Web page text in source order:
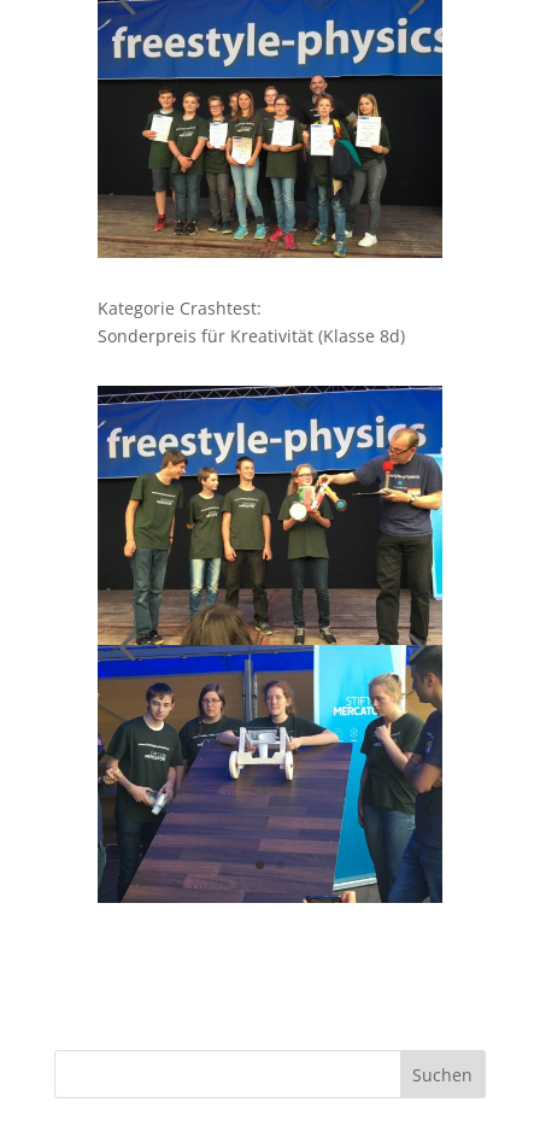
Kategorie Crashtest:
Sonderpreis für Kreativität (Klasse 8d)